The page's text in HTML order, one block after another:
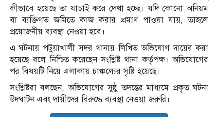
কীভাবে হয়েছে তা যাচাই করে দেখা হচ্ছে। যদি কোনো অনিয়ম
বা ব্যক্তিগত জমিতে কাজ করার প্রমাণ পাওয়া যায়, তাহলে
প্রয়োজনীয় ব্যবস্থা নেওয়া হবে।
এ ঘটনায় পটুয়াখালী সদর থানায় লিখিত অভিযোগ দায়ের করা
হয়েছে বলে নিশ্চিত করেছেন সংশ্লিষ্ট থানা কর্তৃপক্ষ। অভিযোগের
পর বিষয়টি নিয়ে এলাকায় চাঞ্চল্যের সৃষ্টি হয়েছে।
সংশ্লিষ্টরা বলছেন, অভিযোগের সুষ্ঠু তদন্তের মাধ্যমে প্রকৃত ঘটনা
উদঘাটন এবং দায়ীদের বিরুদ্ধে ব্যবস্থা নেওয়া জরুরি।